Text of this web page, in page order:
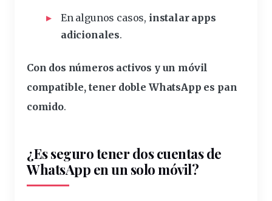
En algunos casos, instalar apps
adicionales.
Con dos números activos y un móvil
compatible, tener doble WhatsApp es pan
comido.
¿Es seguro tener dos cuentas de
WhatsApp en un solo móvil?